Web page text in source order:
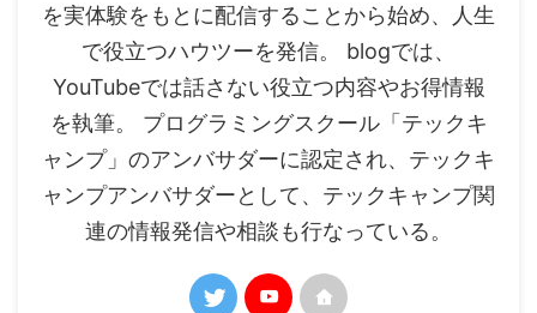
を実体験をもとに配信することから始め、人生
で役立つハウツーを発信。 blogでは、
YouTubeでは話さない役立つ内容やお得情報
を執筆。 プログラミングスクール「テックキ
ャンプ」のアンバサダーに認定され、テックキ
ャンプアンバサダーとして、テックキャンプ関
連の情報発信や相談も行なっている。